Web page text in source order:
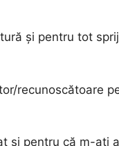
și pentru tot
recunoscătoare
și pentru că m-ați